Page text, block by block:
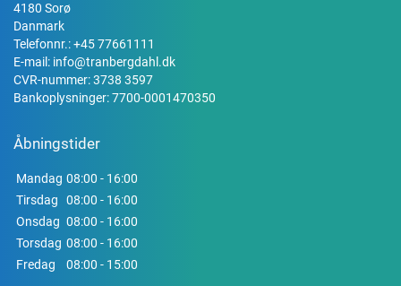
4180 Sorø
Danmark
Telefonnr.:+45 77661111
E-mail: info@tranbergdahl.dk
CVR-nummer: 3738 3597
Bankoplysninger: 7700-0001470350
Åbningstider
Mandag 08:00 - 16:00
Tirsdag
08:00 - 16:00
Onsdag 08:00 - 16:00
Torsdag 08:00 - 16:00
Fredag
08:00 - 15:00